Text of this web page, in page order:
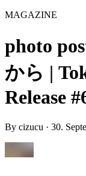
MAGAZINE
photo
から |
Release
By cizucu · 30.